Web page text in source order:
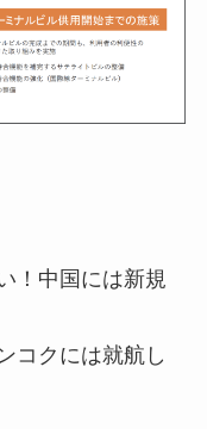
！中国には新規
コクには就航し